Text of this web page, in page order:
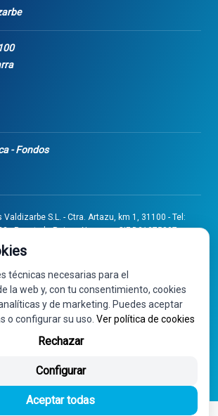
- Fondos
S.L. - Ctra. Artazu, km 1, 31100 - Tel:
- Puente la Reina - Navarra - CIF B31275837.
de Navarra, Tomo 32, Folio 75, Hoja 525.
0558-2024-000008" ha sido subvencionado
amparo de la convocatoria de 2024 de Ayudas a
técnicas necesarias para el
la web y, con tu consentimiento, cookies
y de marketing. Puedes aceptar
o configurar su uso. Ver política de cookies
Rechazar
Configurar
Aceptar todas